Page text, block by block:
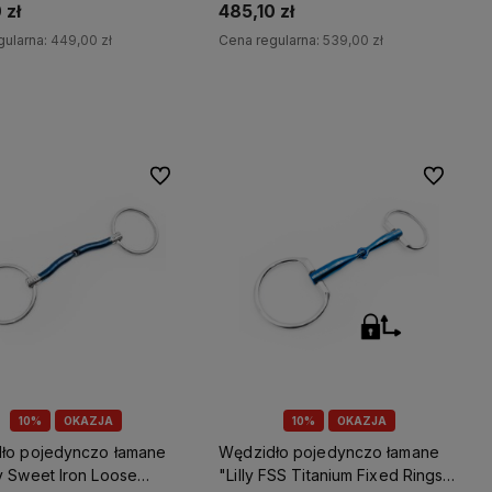
449,00 zł
485,10 zł
Cena regularna:539,00 zł
10% OKAZJA
pojedynczo łamane
Sweet Iron Loose
Do ulubionych
10% OKAZJA
Wędzidło pojedynczo łamane
"Lilly FSS Titanium Fixed Rings"
Do